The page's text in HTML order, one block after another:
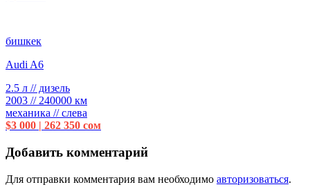
бишкек
Audi A6
2.5 л // дизель
2003 // 240000 км
механика // слева
$3 000 | 262 350 сом
Добавить комментарий
Для отправки комментария вам необходимо авторизоваться.